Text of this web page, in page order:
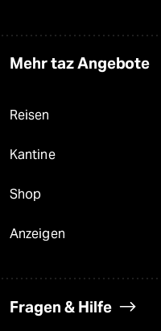
Mehr taz Angebote
Reisen
Kantine
Shop
Anzeigen
Fragen & Hilfe